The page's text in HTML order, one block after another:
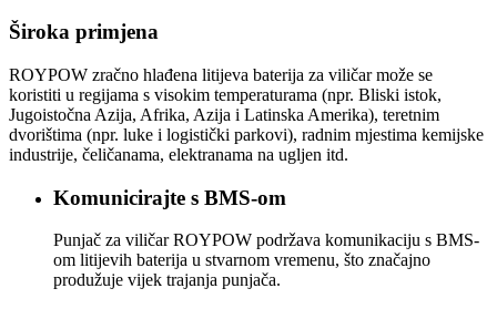
Široka primjena
ROYPOW zračno hlađena litijeva baterija za viličar može se
koristiti u regijama s visokim temperaturama (npr. Bliski istok,
Jugoistočna Azija, Afrika, Azija i Latinska Amerika), teretnim
dvorištima (npr. luke i logistički parkovi), radnim mjestima kemijske
industrije, čeličanama, elektranama na ugljen itd.
Komunicirajte s BMS-om
Punjač za viličar ROYPOW podržava komunikaciju s BMS-
om litijevih baterija u stvarnom vremenu, što značajno
produžuje vijek trajanja punjača.